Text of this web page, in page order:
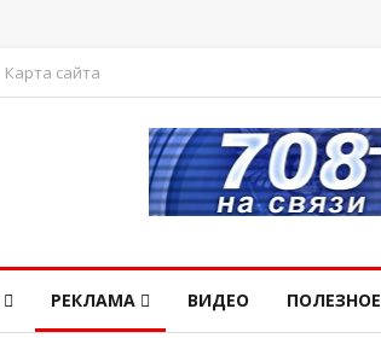
Карта сайта
РЕКЛАМА ВИДЕО ПОЛЕЗНОЕ